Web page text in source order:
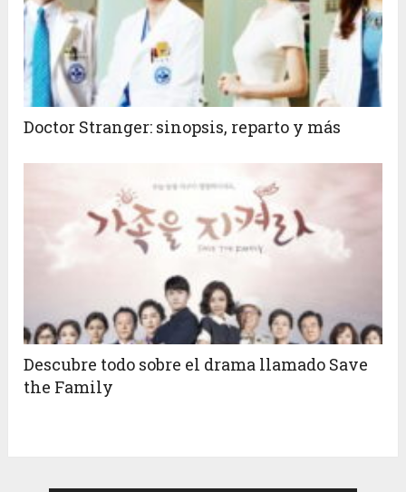
Doctor Stranger: sinopsis, reparto y más
Descubre todo sobre el drama llamado Save
the Family